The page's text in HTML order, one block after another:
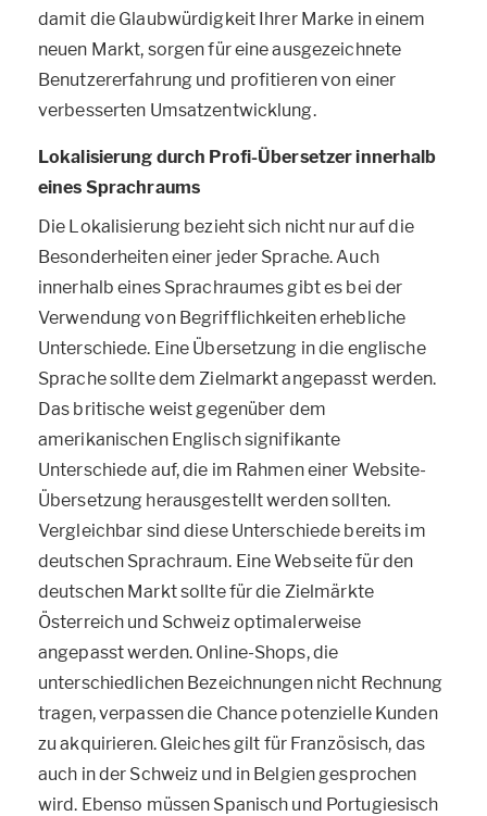
damit die Glaubwürdigkeit Ihrer Marke in einem
neuen Markt, sorgen für eine ausgezeichnete
Benutzererfahrung und profitieren von einer
verbesserten Umsatzentwicklung.
Lokalisierung durch Profi-Übersetzer innerhalb
eines Sprachraums
Die Lokalisierung bezieht sich nicht nur auf die
Besonderheiten einer jeder Sprache. Auch
innerhalb eines Sprachraumes gibt es bei der
Verwendung von Begrifflichkeiten erhebliche
Unterschiede. Eine Übersetzung in die englische
Sprache sollte dem Zielmarkt angepasst werden.
Das britische weist gegenüber dem
amerikanischen Englisch signifikante
Unterschiede auf, die im Rahmen einer Website-
Übersetzung herausgestellt werden sollten.
Vergleichbar sind diese Unterschiede bereits im
deutschen Sprachraum. Eine Webseite für den
deutschen Markt sollte für die Zielmärkte
Österreich und Schweiz optimalerweise
angepasst werden. Online-Shops, die
unterschiedlichen Bezeichnungen nicht Rechnung
tragen, verpassen die Chance potenzielle Kunden
zu akquirieren. Gleiches gilt für Französisch, das
auch in der Schweiz und in Belgien gesprochen
wird. Ebenso müssen Spanisch und Portugiesisch